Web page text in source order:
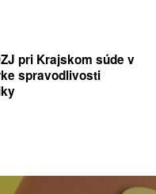
pri Krajskom súde v
spravodlivosti